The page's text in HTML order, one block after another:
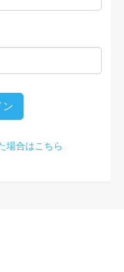
ン
場合はこちら